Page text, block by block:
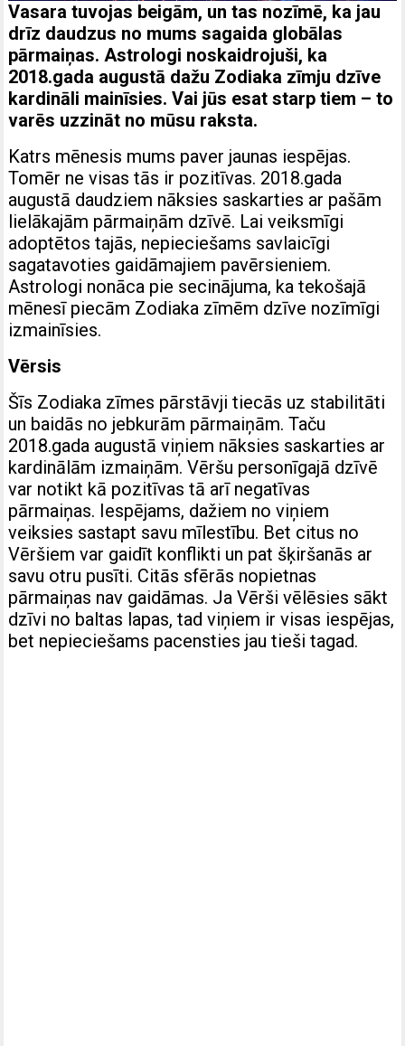
Vasara tuvojas beigām, un tas nozīmē, ka jau
drīz daudzus no mums sagaida globālas
pārmaiņas. Astrologi noskaidrojuši, ka
2018.gada augustā dažu Zodiaka zīmju dzīve
kardināli mainīsies. Vai jūs esat starp tiem – to
varēs uzzināt no mūsu raksta.
Katrs mēnesis mums paver jaunas iespējas.
Tomēr ne visas tās ir pozitīvas. 2018.gada
augustā daudziem nāksies saskarties ar pašām
lielākajām pārmaiņām dzīvē. Lai veiksmīgi
adoptētos tajās, nepieciešams savlaicīgi
sagatavoties gaidāmajiem pavērsieniem.
Astrologi nonāca pie secinājuma, ka tekošajā
mēnesī piecām Zodiaka zīmēm dzīve nozīmīgi
izmainīsies.
Vērsis
Šīs Zodiaka zīmes pārstāvji tiecās uz stabilitāti
un baidās no jebkurām pārmaiņām. Taču
2018.gada augustā viņiem nāksies saskarties ar
kardinālām izmaiņām. Vēršu personīgajā dzīvē
var notikt kā pozitīvas tā arī negatīvas
pārmaiņas. Iespējams, dažiem no viņiem
veiksies sastapt savu mīlestību. Bet citus no
Vēršiem var gaidīt konflikti un pat šķiršanās ar
savu otru pusīti. Citās sfērās nopietnas
pārmaiņas nav gaidāmas. Ja Vērši vēlēsies sākt
dzīvi no baltas lapas, tad viņiem ir visas iespējas,
bet nepieciešams pacensties jau tieši tagad.